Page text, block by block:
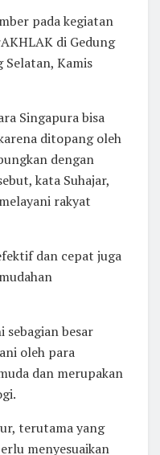
pada kegiatan
di Gedung
Selatan, Kamis
Singapura bisa
ditopang oleh
dengan
kata Suhajar,
rakyat
dan cepat juga
sebagian besar
oleh para
dan merupakan
terutama yang
menyesuaikan